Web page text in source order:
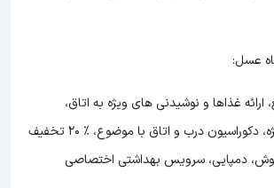
عسل:
غذاها و نوشیدنی های ویژه به اتاق،
صبحانه در مکان ویژه، دکوراسیون درب و اتاق با موضوع، ٪ 20 تخفیف